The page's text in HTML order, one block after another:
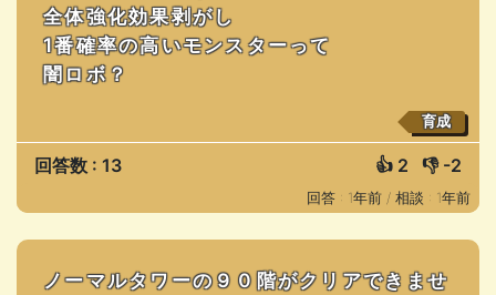
全体強化効果剥がし
1番確率の高いモンスターって
闇ロボ？
育成
回答数 : 13 👍 2 👎 -2
回答 : 1年前 / 相談 : 1年前
ノーマルタワーの９０階がクリアできませ